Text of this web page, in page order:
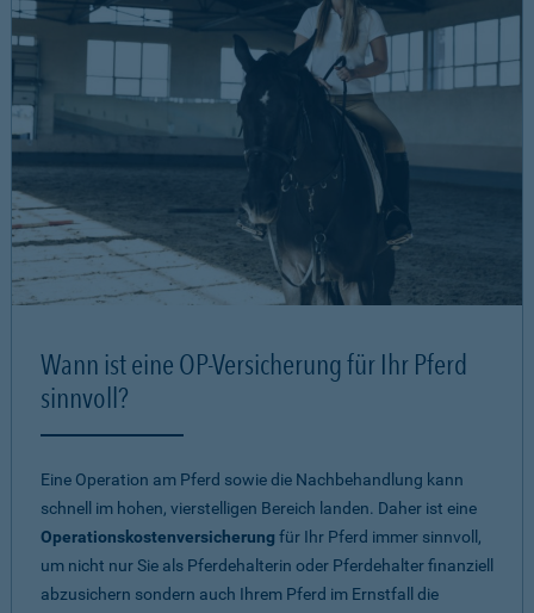
Wann ist eine OP-Versicherung für Ihr Pferd
sinnvoll?
Eine Operation am Pferd sowie die Nachbehandlung kann
schnell im hohen, vierstelligen Bereich landen. Daher ist eine
Operationskostenversicherung für Ihr Pferd immer sinnvoll,
um nicht nur Sie als Pferdehalterin oder Pferdehalter finanziell
abzusichern sondern auch Ihrem Pferd im Ernstfall die